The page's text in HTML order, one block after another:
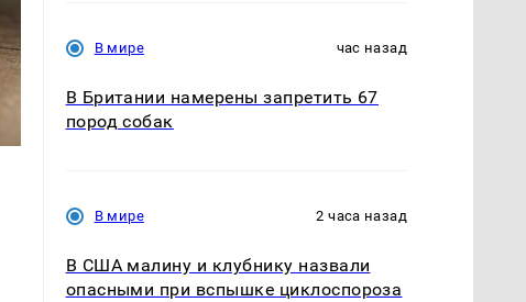
В мире час назад
В Британии намерены запретить 67
пород собак
В мире 2 часа назад
В США малину и клубнику назвали
опасными при вспышке циклоспороза